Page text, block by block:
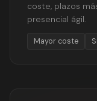
coste, plazos
presencial ágil.
Mayor coste